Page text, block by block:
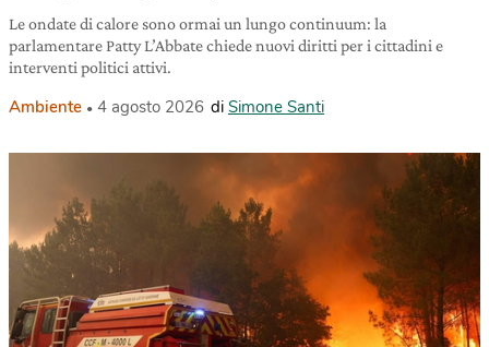
Le ondate di calore sono ormai un lungo continuum: la
parlamentare Patty L’Abbate chiede nuovi diritti per i cittadini e
interventi politici attivi.
Ambiente 4 agosto 2026 di Simone Santi